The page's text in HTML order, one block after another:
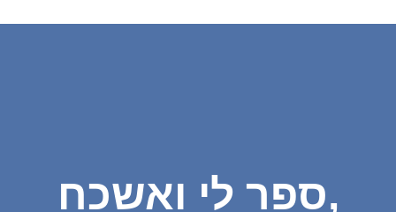
ספר לי ואשכח,